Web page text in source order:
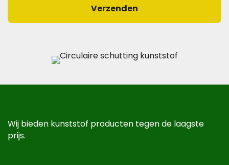
Wij bieden kunststof producten tegen de laagste
prijs.